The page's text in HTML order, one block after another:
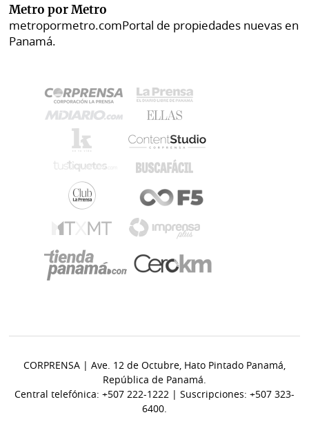
Metro por Metro
metropormetro.comPortal de propiedades nuevas en
Panamá.
CORPRENSA | Ave. 12 de Octubre, Hato Pintado Panamá,
República de Panamá.
Central telefónica: +507 222-1222 | Suscripciones: +507 323-
6400.